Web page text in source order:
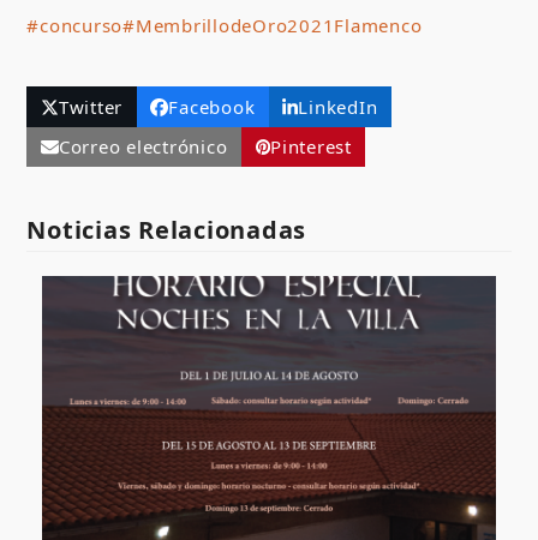
#concurso#MembrillodeOro2021 Flamenco
Twitter Facebook
LinkedIn
Correo electrónico
Pinterest
Noticias Relacionadas